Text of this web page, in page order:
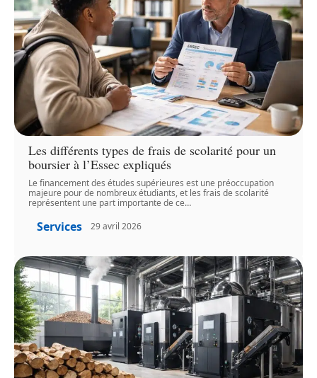
Les différents types de frais de scolarité pour un
boursier à l’Essec expliqués
Le financement des études supérieures est une préoccupation
majeure pour de nombreux étudiants, et les frais de scolarité
représentent une part importante de ce…
Services 29 avril 2026